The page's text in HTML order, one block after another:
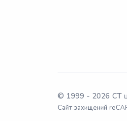
© 1999 - 2026 СТ
Сайт захищений